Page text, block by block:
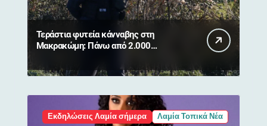
Τεράστια φυτεία κάνναβης στη
Μακρακώμη: Πάνω από 2.000
Εκδηλώσεις Λαμία σήμερα Λαμία Τοπικά Νέα